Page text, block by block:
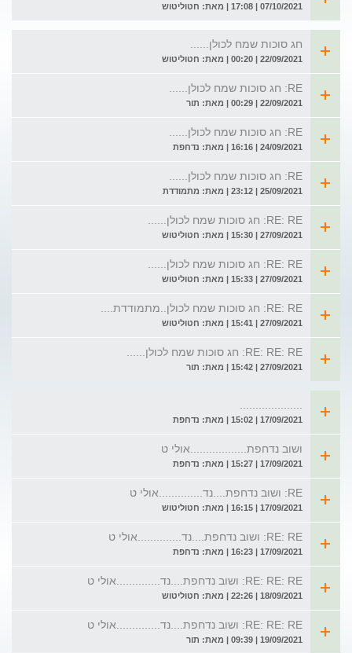
07/10/2021 | 17:08 | מאת: חטוליטוש
חג סוכות שמח לכולן......
22/09/2021 | 00:20 | מאת: חטוליטוש
RE: חג סוכות שמח לכולן......
22/09/2021 | 00:29 | מאת: תור
RE: חג סוכות שמח לכולן......
24/09/2021 | 16:16 | מאת: נדחפת
RE: חג סוכות שמח לכולן......
25/09/2021 | 23:12 | מאת: מתמודדת
RE: RE: חג סוכות שמח לכולן......
27/09/2021 | 15:30 | מאת: חטוליטוש
RE: RE: חג סוכות שמח לכולן......
27/09/2021 | 15:33 | מאת: חטוליטוש
RE: RE: חג סוכות שמח לכולן..מתמודדת....
27/09/2021 | 15:41 | מאת: חטוליטוש
RE: RE: RE: חג סוכות שמח לכולן......
27/09/2021 | 15:42 | מאת: תור
17/09/2021 | 15:02 | מאת: נדחפת
ושוב נדחפת..................אולי ט
17/09/2021 | 15:27 | מאת: נדחפת
RE: ושוב נדחפת....נד..............אולי ט
17/09/2021 | 16:15 | מאת: חטוליטוש
RE: RE: ושוב נדחפת....נד..............אולי ט
17/09/2021 | 16:23 | מאת: נדחפת
RE: RE: RE: ושוב נדחפת....נד..............אולי ט
18/09/2021 | 22:26 | מאת: חטוליטוש
RE: RE: RE: ושוב נדחפת....נד..............אולי ט
19/09/2021 | 09:39 | מאת: תור